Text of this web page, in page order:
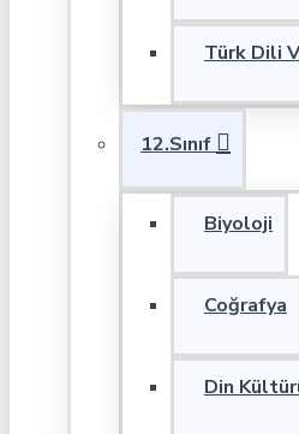
Türk Dili
12.Sınıf
Biyoloji
Coğrafya
Din